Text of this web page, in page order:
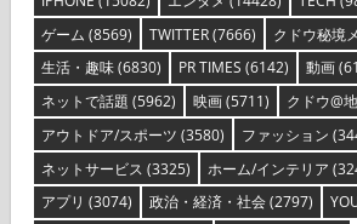
ゲーム (8569) TWITTER(7666) クドウ秘境
生活・趣味(6830) PR TIMES (6142) 動画
ネットで話題 (5962) 映画(5711) クドウ@
アウトドア/スポーツ (3580) ファッション
ネットサービス (3325) ホーム/インテリア
アプリ (3074) 政治・経済・社会(2797)